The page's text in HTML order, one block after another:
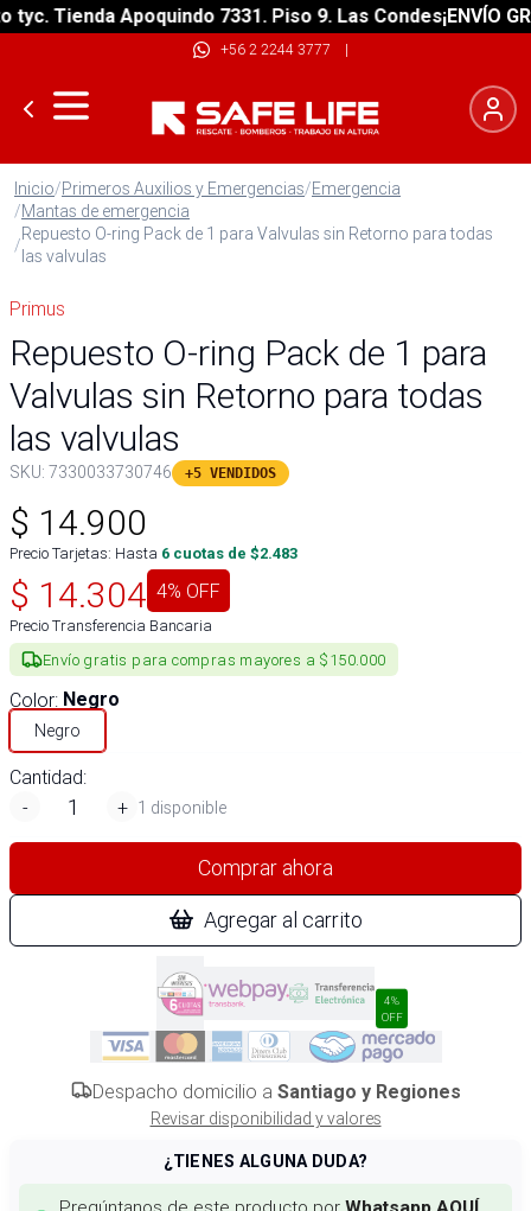
Tienda Apoquindo 7331. Piso 9. Las Condes¡ENVÍO
+56 2 2244 3777 |
Inicio/Primeros Auxilios y Emergencias/Emergencia
/Mantas de emergencia
/
Repuesto O-ring Pack de 1 para Valvulas sin Retorno para todas
las valvulas
Primus
Repuesto O-ring Pack de 1 para
Valvulas sin Retorno para todas
las valvulas
SKU: 7330033730746 +5 VENDIDOS
$ 14.900
Precio Tarjetas: Hasta 6 cuotas de $2.483
$ 14.304 4% OFF
Precio Transferencia Bancaria
Envío gratis para compras mayores a $150.000
Color: Negro
Negro
Cantidad:
-
+ 1 disponible
Comprar ahora
Agregar al carrito
4%
OFF
Despacho domicilio a Santiago y Regiones
Revisar disponibilidad y valores
¿TIENES ALGUNA DUDA?
Pregúntanos de este producto por